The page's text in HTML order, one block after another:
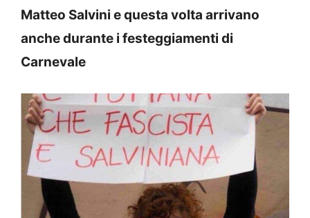
Matteo Salvini e questa volta arrivano
anche durante i festeggiamenti di
Carnevale